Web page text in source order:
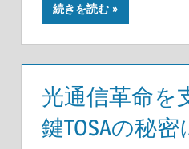
続きを読む
光通信革命を
鍵TOSAの秘密